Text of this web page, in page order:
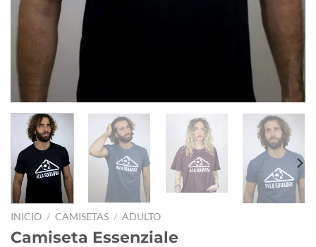
INICIO / CAMISETAS / ADULTO
Camiseta Essenziale